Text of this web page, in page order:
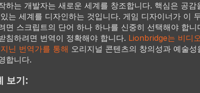
하는 개발자는 새로운 세계를 창조합니다. 핵심은 공감
는 세계를 디자인하는 것입니다. 게임 디자이너가 이
면 스크립트의 단어 하나 하나를 신중히 선택해야 합니
침하려면 번역이 정확해야 합니다. Lionbridge는 비디
닌 번역가를 통해 오리지널 콘텐츠의 창의성과 예술성
합니다.
보기: